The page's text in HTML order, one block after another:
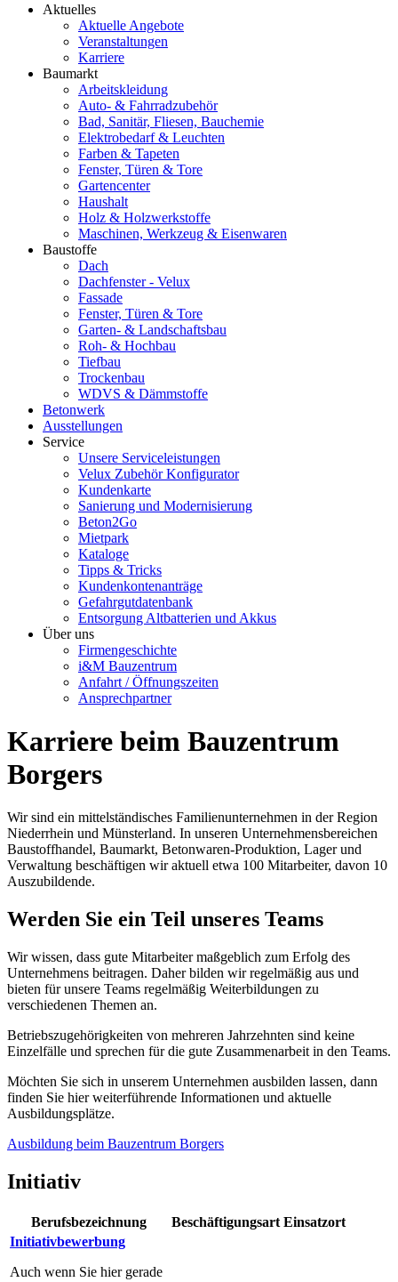
Aktuelles
Aktuelle Angebote
Veranstaltungen
Karriere
Baumarkt
Arbeitskleidung
Auto- & Fahrradzubehör
Bad, Sanitär, Fliesen, Bauchemie
Elektrobedarf & Leuchten
Farben & Tapeten
Fenster, Türen & Tore
Gartencenter
Haushalt
Holz & Holzwerkstoffe
Maschinen, Werkzeug & Eisenwaren
Baustoffe
Dach
Dachfenster - Velux
Fassade
Fenster, Türen & Tore
Garten- & Landschaftsbau
Roh- & Hochbau
Tiefbau
Trockenbau
WDVS & Dämmstoffe
Betonwerk
Ausstellungen
Service
Unsere Serviceleistungen
Velux Zubehör Konfigurator
Kundenkarte
Sanierung und Modernisierung
Beton2Go
Mietpark
Kataloge
Tipps & Tricks
Kundenkontenanträge
Gefahrgutdatenbank
Entsorgung Altbatterien und Akkus
Über uns
Firmengeschichte
i&M Bauzentrum
Anfahrt / Öffnungszeiten
Ansprechpartner
Karriere beim Bauzentrum
Borgers
Wir sind ein mittelständisches Familienunternehmen in der Region
Niederrhein und Münsterland. In unseren Unternehmensbereichen
Baustoffhandel, Baumarkt, Betonwaren-Produktion, Lager und
Verwaltung beschäftigen wir aktuell etwa 100 Mitarbeiter, davon 10
Auszubildende.
Werden Sie ein Teil unseres Teams
Wir wissen, dass gute Mitarbeiter maßgeblich zum Erfolg des
Unternehmens beitragen. Daher bilden wir regelmäßig aus und
bieten für unsere Teams regelmäßig Weiterbildungen zu
verschiedenen Themen an.
Betriebszugehörigkeiten von mehreren Jahrzehnten sind keine
Einzelfälle und sprechen für die gute Zusammenarbeit in den Teams.
Möchten Sie sich in unserem Unternehmen ausbilden lassen, dann
finden Sie hier weiterführende Informationen und aktuelle
Ausbildungsplätze.
Ausbildung beim Bauzentrum Borgers
Initiativ
Berufsbezeichnung Beschäftigungsart Einsatzort
Initiativbewerbung
Auch wenn Sie hier gerade